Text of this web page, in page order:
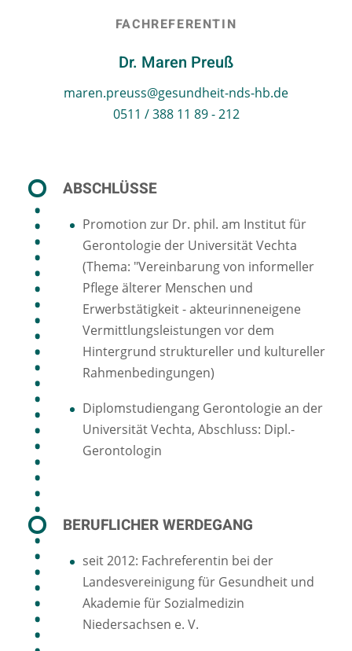
FACHREFERENTIN
Dr. Maren Preuß
maren.preuss@gesundheit-nds-hb.de
0511 / 388 11 89 - 212
ABSCHLÜSSE
Promotion zur Dr. phil. am Institut für
Gerontologie der Universität Vechta
(Thema: "Vereinbarung von informeller
Pflege älterer Menschen und
Erwerbstätigkeit - akteurinneneigene
Vermittlungsleistungen vor dem
Hintergrund struktureller und kultureller
Rahmenbedingungen)
Diplomstudiengang Gerontologie an der
Universität Vechta, Abschluss: Dipl.-
Gerontologin
BERUFLICHER WERDEGANG
seit 2012: Fachreferentin bei der
Landesvereinigung für Gesundheit und
Akademie für Sozialmedizin
Niedersachsen e. V.